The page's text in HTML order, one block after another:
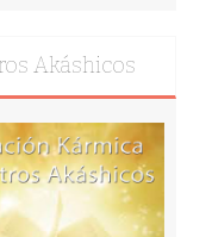
Akáshicos